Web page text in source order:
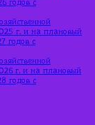
годов с
г. и на плановый
годов с
г. и на плановый
годов с